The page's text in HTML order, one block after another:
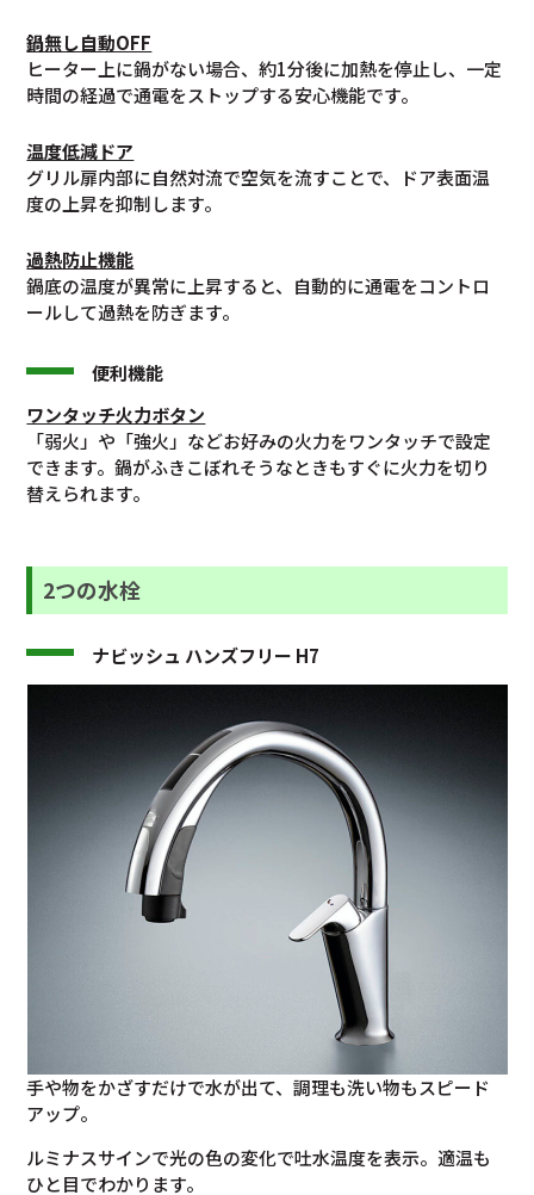
鍋無し自動OFF
ヒーター上に鍋がない場合、約1分後に加熱を停止し、一定
時間の経過で通電をストップする安心機能です。
温度低減ドア
グリル扉内部に自然対流で空気を流すことで、ドア表面温
度の上昇を抑制します。
過熱防止機能
鍋底の温度が異常に上昇すると、自動的に通電をコントロ
ールして過熱を防ぎます。
便利機能
ワンタッチ火力ボタン
「弱火」や「強火」などお好みの火力をワンタッチで設定
できます。鍋がふきこぼれそうなときもすぐに火力を切り
替えられます。
2つの水栓
ナビッシュ ハンズフリー H7
手や物をかざすだけで水が出て、調理も洗い物もスピード
アップ。
ルミナスサインで光の色の変化で吐水温度を表示。適温も
ひと目でわかります。